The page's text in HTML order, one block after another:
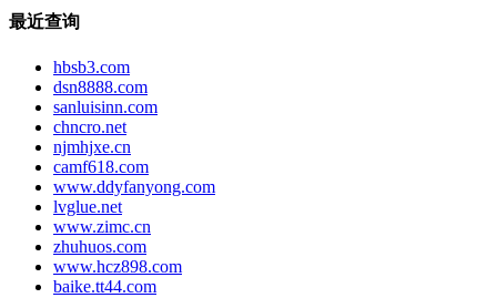
最近查询
hbsb3.com
dsn8888.com
sanluisinn.com
chncro.net
njmhjxe.cn
camf618.com
www.ddyfanyong.com
lvglue.net
www.zimc.cn
zhuhuos.com
www.hcz898.com
baike.tt44.com